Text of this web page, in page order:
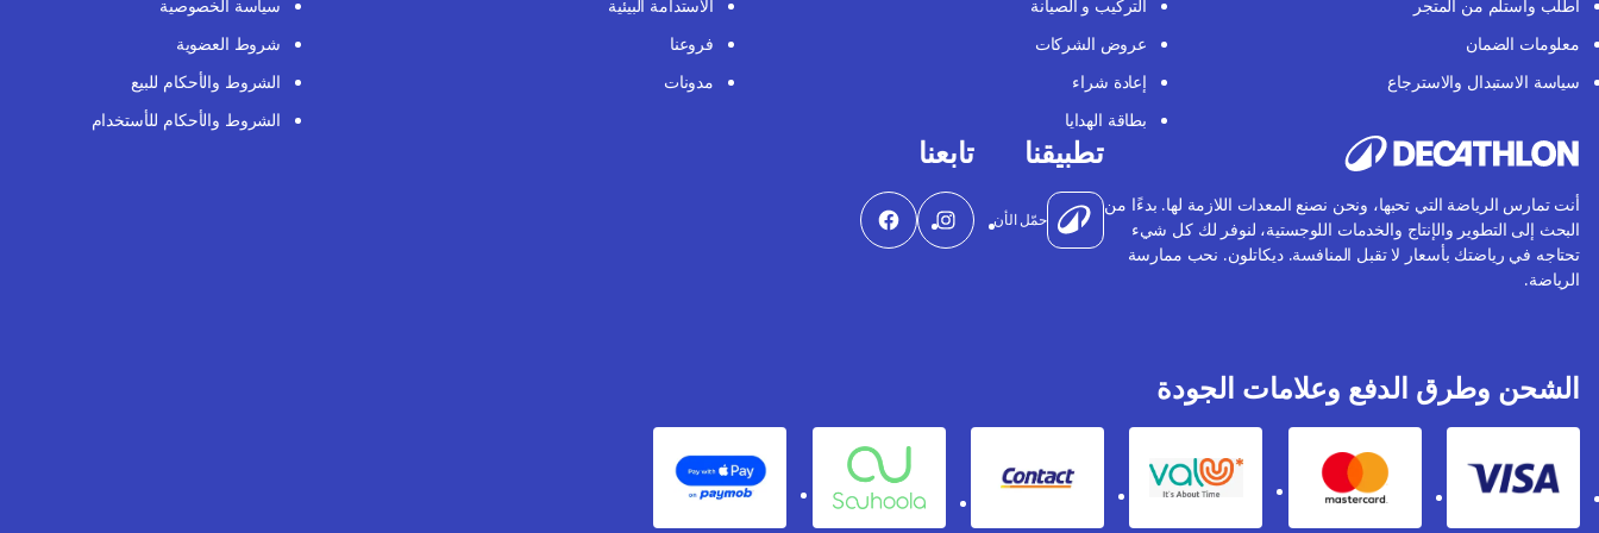
اطلب واستلم من المتجر
معلومات الضمان
سياسة الاستبدال والاسترجاع
التركيب و الصيانة
عروض الشركات
إعادة شراء
بطاقة الهدايا
الاستدامة البيئية
فروعنا
مدونات
سياسة الخصوصية
شروط العضوية
الشروط والأحكام للبيع
الشروط والأحكام للأستخدام
أنت تمارس الرياضة التي تحبها، ونحن نصنع المعدات اللازمة لها. بدءًا من
البحث إلى التطوير والإنتاج والخدمات اللوجستية، لنوفر لك كل شيء
تحتاجه في رياضتك بأسعار لا تقبل المنافسة. ديكاتلون. نحب ممارسة
الرياضة.
تطبيقنا
حمّل الأن
تابعنا
الشحن وطرق الدفع وعلامات الجودة
Visa
Mastercard
Valu
Contact
Souhoola
Apple Pay